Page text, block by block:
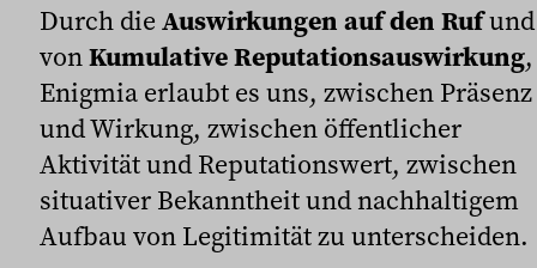
Durch die Auswirkungen auf den Rufund
vonKumulative Reputationsauswirkung,
Enigmia erlaubt es uns, zwischen Präsenz
und Wirkung, zwischen öffentlicher
Aktivität und Reputationswert, zwischen
situativer Bekanntheit und nachhaltigem
Aufbau von Legitimität zu unterscheiden.